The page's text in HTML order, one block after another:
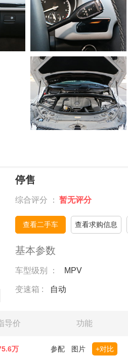
停售
综合评分 ： 暂无评分
查看二手车 查看求购信息
基本参数
车型级别 ： MPV
变速箱 : 自动
导价 功能
万 参配 图片 +对比